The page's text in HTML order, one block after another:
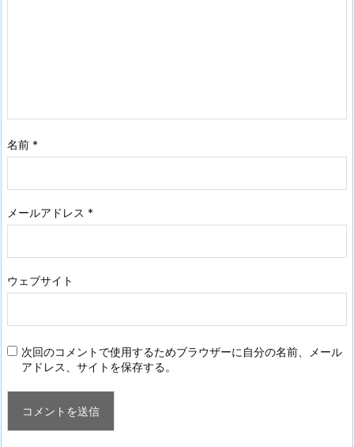
名前 *
メールアドレス *
ウェブサイト
次回のコメントで使用するためブラウザーに自分の名前、メール
アドレス、サイトを保存する。